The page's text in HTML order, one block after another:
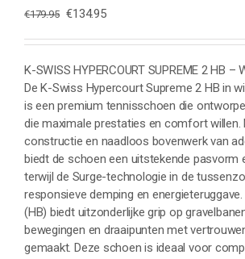
€179.95 Oorspronkelijke
was:
€179.95.
€134.95Huidige
is:
€134.95.
K-SWISS HYPERCOURT SUPREME 2 HB –
De K-Swiss Hypercourt Supreme 2 HB in
is een premium tennisschoen die
die maximale prestaties en comfort willen.
constructie en naadloos bovenwerk van
biedt de schoen een uitstekende pasvorm
terwijl de Surge-technologie in de
responsieve demping en
(HB) biedt uitzonderlijke grip op
bewegingen en draaipunten met
gemaakt. Deze schoen is ideaal voor